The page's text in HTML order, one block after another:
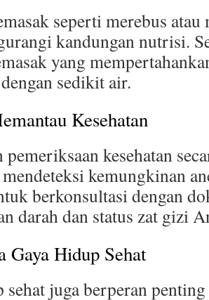
seperti merebus atau
kandungan nutrisi.
yang
sedikit air.
Kesehatan
kesehatan
kemungkinan
berkonsultasi dengan
darah dan status zat gizi
Gaya Hidup Sehat
sehat juga berperan